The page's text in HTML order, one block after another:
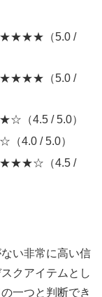
★★★★★（5.0 /
★★★★★（5.0 /
（4.5 / 5.0）
4.0 / 5.0）
★★★★☆（4.5 /
い非常に高い信
クアイテムとし
一つと判断でき